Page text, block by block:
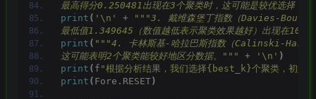
最高得分0.250481出现在3个聚类时，这可能是较优选择，
print ( '\n' +
"""3. 戴维森堡丁指数（Davies-
最低值1.349645（数值越低表示聚类效果越好）出现在10
print ( """4. 卡林斯基-哈拉巴斯指数（Calinski-
这可能表明2个聚类能较好地区分数据。"""
+ '\n' )
print ( f "根据分析结果，我们选择{best_k}个聚类，
print ( Fore.RESET)